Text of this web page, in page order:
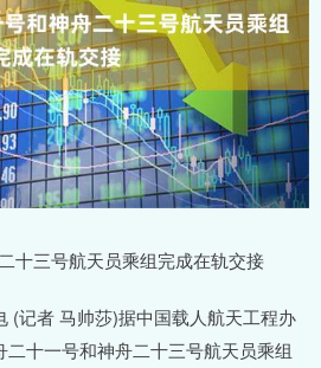
三号航天员乘组完成在轨交接
者 马帅莎)据中国载人航天工程办
十一号和神舟二十三号航天员乘组